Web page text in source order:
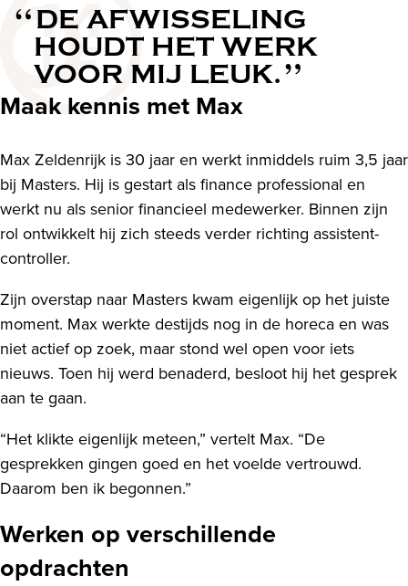
DE AFWISSELING
HOUDT HET WERK
VOOR MIJ LEUK.
Maak kennis met Max
Max Zeldenrijk is 30 jaar en werkt inmiddels ruim 3,5 jaar
bij Masters. Hij is gestart als finance professional en
werkt nu als senior financieel medewerker. Binnen zijn
rol ontwikkelt hij zich steeds verder richting assistent-
controller.
Zijn overstap naar Masters kwam eigenlijk op het juiste
moment. Max werkte destijds nog in de horeca en was
niet actief op zoek, maar stond wel open voor iets
nieuws. Toen hij werd benaderd, besloot hij het gesprek
aan te gaan.
“Het klikte eigenlijk meteen,” vertelt Max. “De
gesprekken gingen goed en het voelde vertrouwd.
Daarom ben ik begonnen.”
Werken op verschillende
opdrachten